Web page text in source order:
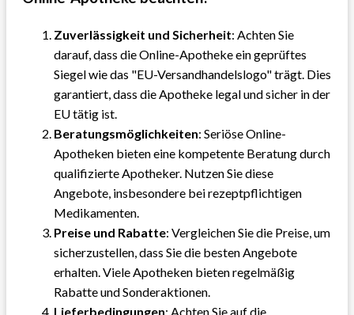
Zuverlässigkeit und Sicherheit: Achten Sie
darauf, dass die Online-Apotheke ein geprüftes
Siegel wie das "EU-Versandhandelslogo" trägt. Dies
garantiert, dass die Apotheke legal und sicher in der
EU tätig ist.
Beratungsmöglichkeiten: Seriöse Online-
Apotheken bieten eine kompetente Beratung durch
qualifizierte Apotheker. Nutzen Sie diese
Angebote, insbesondere bei rezeptpflichtigen
Medikamenten.
Preise und Rabatte: Vergleichen Sie die Preise, um
sicherzustellen, dass Sie die besten Angebote
erhalten. Viele Apotheken bieten regelmäßig
Rabatte und Sonderaktionen.
Lieferbedingungen: Achten Sie auf die